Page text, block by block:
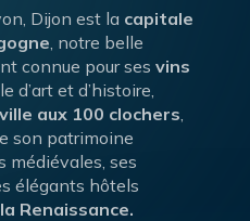
Dijon est la capitale
, notre belle
connue pour ses vins
d’art et d’histoire,
ville aux 100 clochers
son patrimoine
médiévales, ses
élégants hôtels
Renaissance.